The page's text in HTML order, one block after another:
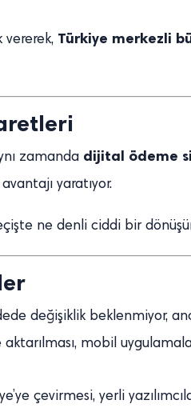
vererek, Türkiye merkezli
zamanda dijital ödeme
yaratıyor.
ne denli ciddi bir
değişiklik beklenmiyor,
mobil
çevirmesi, yerli